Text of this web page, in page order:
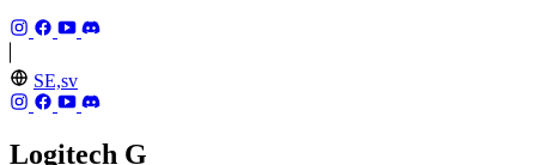
SE,sv
Logitech G